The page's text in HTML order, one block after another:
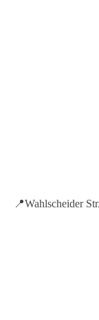
📍Wahlscheider